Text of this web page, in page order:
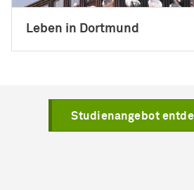
Leben in Dortmund
Studienangebot